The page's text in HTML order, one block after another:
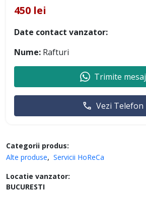
Categorii produs:
Alte produse
Servicii HoReCa
Locatie vanzator:
BUCURESTI
450 lei
Date contact vanzator:
Nume: Rafturi
Trimite mesaj
Vezi Telefon